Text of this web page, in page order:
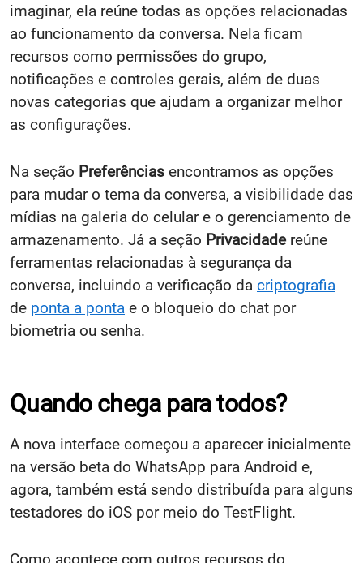
imaginar, ela reúne todas as opções relacionadas
ao funcionamento da conversa. Nela ficam
recursos como permissões do grupo,
notificações e controles gerais, além de duas
novas categorias que ajudam a organizar melhor
as configurações.
Na seção Preferências encontramos as opções
para mudar o tema da conversa, a visibilidade das
mídias na galeria do celular e o gerenciamento de
armazenamento. Já a seção Privacidadereúne
ferramentas relacionadas à segurança da
conversa, incluindo a verificação da criptografia
de ponta a ponta e o bloqueio do chat por
biometria ou senha.
Quando chega para todos?
A nova interface começou a aparecer inicialmente
na versão beta do WhatsApp para Android e,
agora, também está sendo distribuída para alguns
testadores do iOS por meio do TestFlight.